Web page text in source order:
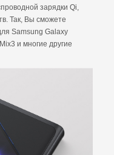
зарядки Qi,
Так, Вы сможете
Samsung Galaxy
и многие другие